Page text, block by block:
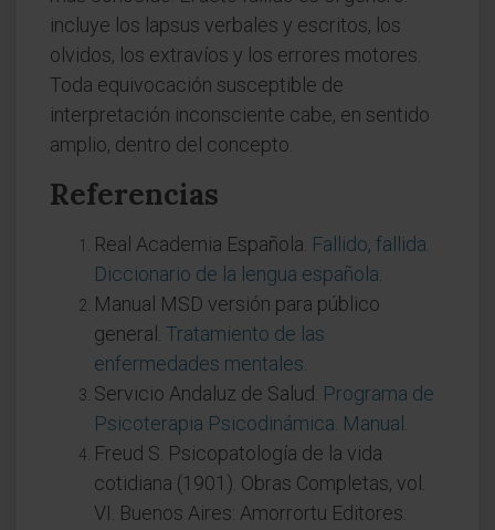
incluye los lapsus verbales y escritos, los
olvidos, los extravíos y los errores motores.
Toda equivocación susceptible de
interpretación inconsciente cabe, en sentido
amplio, dentro del concepto.
Referencias
Real Academia Española. Fallido, fallida.
Diccionario de la lengua española
Manual MSD versión para público
general. Tratamiento de las
enfermedades mentales
Servicio Andaluz de Salud. Programa de
Psicoterapia Psicodinámica. Manual
Freud S. Psicopatología de la vida
cotidiana (1901). Obras Completas, vol.
VI. Buenos Aires: Amorrortu Editores.